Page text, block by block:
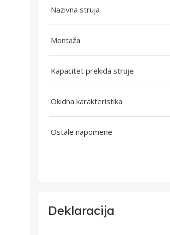
Nazivna struja
Montaža
Kapacitet prekida struje
Okidna karakteristika
Ostale napomene
Deklaracija